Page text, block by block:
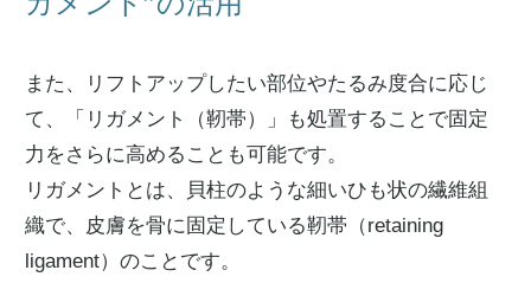
また、リフトアップしたい部位やたるみ度合に応じ
て、「リガメント（靭帯）」も処置することで固定
力をさらに高めることも可能です。
リガメントとは、貝柱のような細いひも状の繊維組
織で、皮膚を骨に固定している靭帯（retaining
ligament）のことです。